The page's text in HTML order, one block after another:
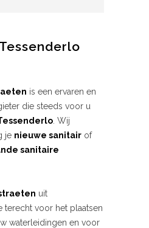
is een ervaren en
die steeds voor u
. Wij
je nieuwe sanitair of
sanitaire
uit
terecht voor het plaatsen
waterleidingen en voor